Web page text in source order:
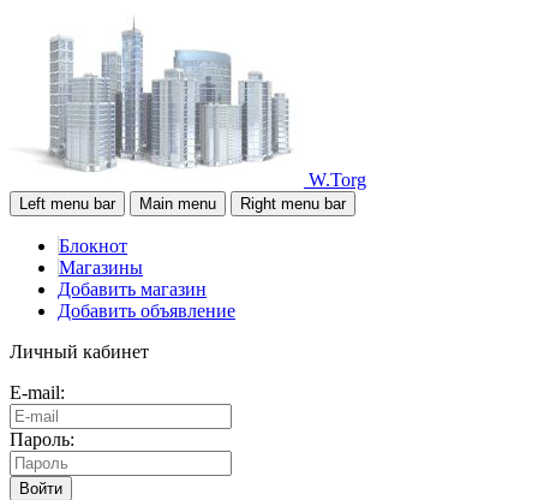
W.Torg
Left menu bar Main menu Right menu bar
Блокнот
Магазины
Добавить магазин
Добавить объявление
Личный кабинет
E-mail:
Пароль:
Войти